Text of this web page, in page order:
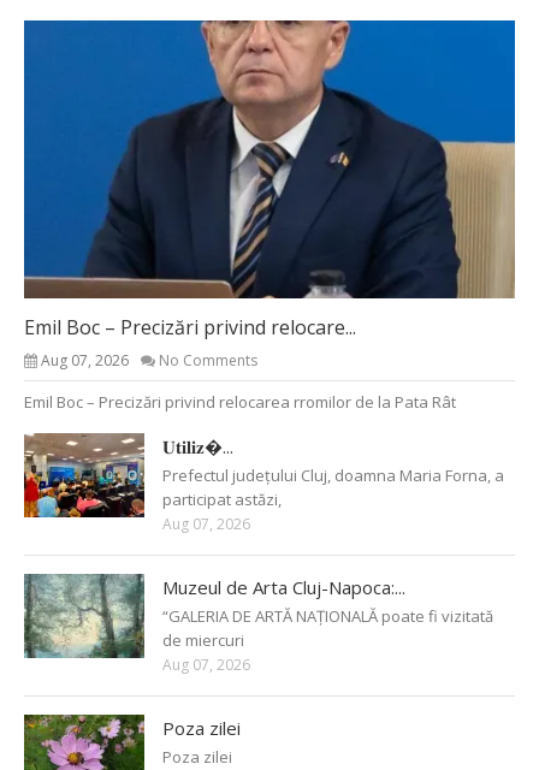
Emil Boc – Precizări privind relocare...
Aug 07, 2026 No Comments
Emil Boc – Precizări privind relocarea rromilor de la Pata Rât
𝐔𝐭𝐢𝐥𝐢𝐳�...
Prefectul județului Cluj, doamna Maria Forna, a
participat astăzi,
Aug 07, 2026
Muzeul de Arta Cluj-Napoca:...
“GALERIA DE ARTĂ NAȚIONALĂ poate fi vizitată
de miercuri
Aug 07, 2026
Poza zilei
Poza zilei